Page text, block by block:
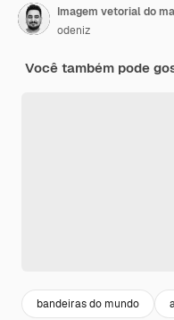
Imagem vetorial do
odeniz
Você também pode
bandeiras do mundo